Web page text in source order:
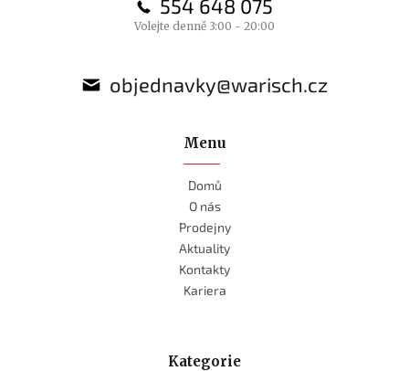
554 648 075
Volejte denně 3:00 - 20:00
objednavky@warisch.cz
Menu
Domů
O nás
Prodejny
Aktuality
Kontakty
Kariera
Kategorie